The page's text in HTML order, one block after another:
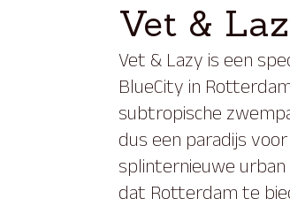
Vet &
Vet & Lazy is een
BlueCity in
subtropische
dus een paradijs
splinternieuwe
dat Rotterdam te